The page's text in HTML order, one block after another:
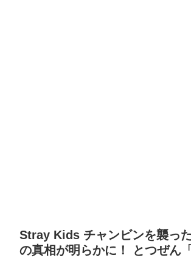
Stray Kids チャンビンを襲っ
の真相が明らかに！ とつぜん